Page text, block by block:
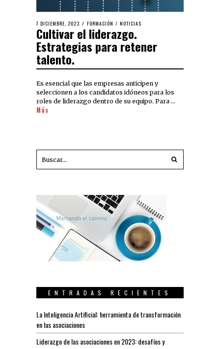
7 DICIEMBRE, 2023 FORMACIÓN / NOTICIAS
Cultivar el liderazgo.
Estrategias para retener
talento.
Es esencial que las empresas anticipen y
seleccionen a los candidatos idóneos para los
roles de liderazgo dentro de su equipo. Para …
Más
ENTRADAS RECIENTES
La Inteligencia Artificial: herramienta de transformación
en las asociaciones
Liderazgo de las asociaciones en 2023: desafíos y